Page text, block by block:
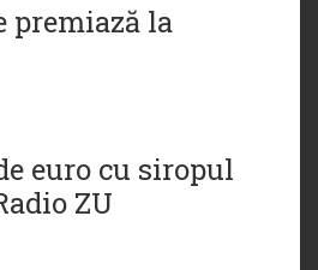
premiază la
euro cu siropul
ZU